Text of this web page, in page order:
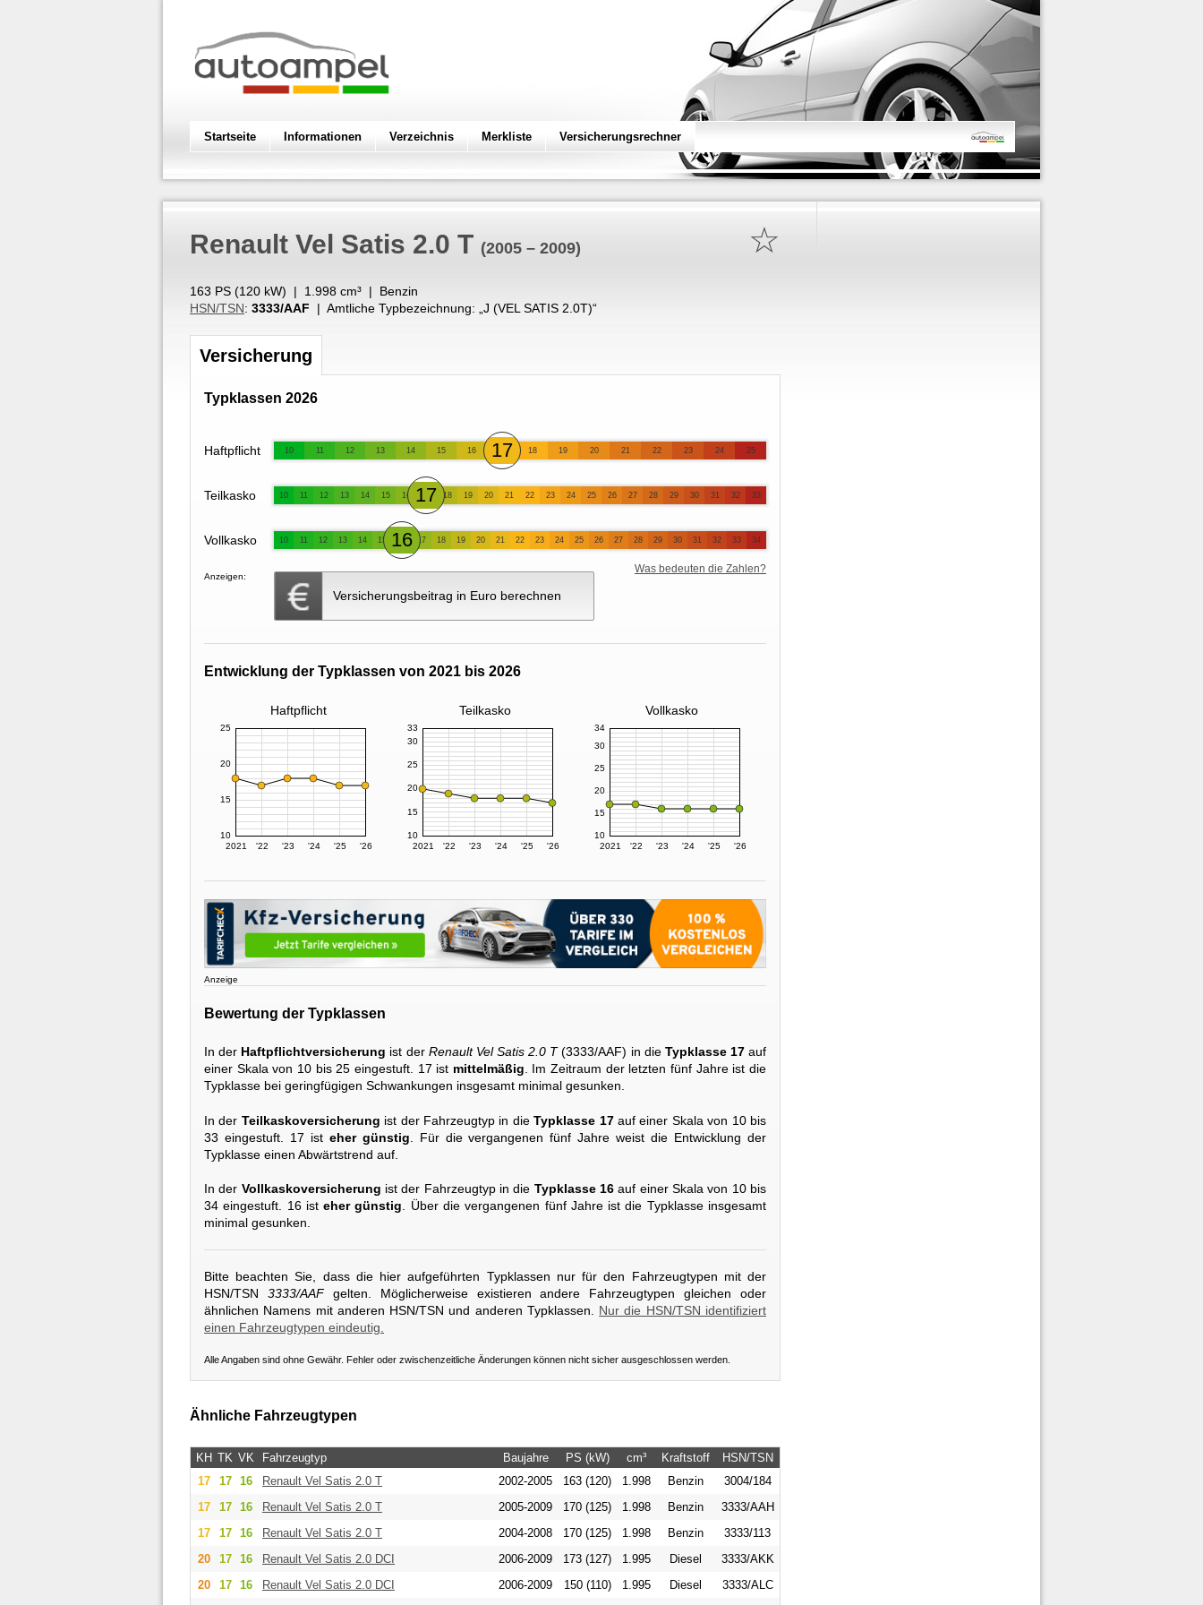
Startseite Informationen Verzeichnis Merkliste Versicherungsrechner
☆
Renault Vel Satis 2.0 T (2005 – 2009)
163 PS (120 kW) | 1.998 cm³ | Benzin
HSN/TSN: 3333/AAF | Amtliche Typbezeichnung: „ J (VEL SATIS 2.0T)“
Versicherung
Typklassen 2026
Haftpflicht 10 11 12 13 14 15 16 17 18 19 20 21 22 23 24 25
Teilkasko 10 11 12 13 14 15 16 17 18 19 20 21 22 23 24 25 26 27 28 29 30 31 32 33
Vollkasko 10 11 12 13 14 15 16 17 18 19 20 21 22 23 24 25 26 27 28 29 30 31 32 33 34
Anzeigen:
Versicherungsbeitrag in Euro berechnen
Was bedeuten die Zahlen?
Entwicklung der Typklassen von 2021 bis 2026
Haftpflicht Teilkasko Vollkasko
2021 '22 '23 '24 '25 '26
10
15
20
25
2021 '22 '23 '24 '25 '26
10
15
20
25
30
33
2021 '22 '23 '24 '25 '26
10
15
20
25
30
34
Anzeige
Bewertung der Typklassen
In der Haftpflichtversicherung ist der Renault Vel Satis 2.0 T(3333/AAF) in die Typklasse 17auf
einer Skala von 10 bis 25 eingestuft. 17 ist mittelmäßig . Im Zeitraum der letzten fünf Jahre ist die
Typklasse bei geringfügigen Schwankungen insgesamt minimal gesunken.
In der Teilkaskoversicherung ist der Fahrzeugtyp in dieTypklasse 17auf einer Skala von 10 bis
33 eingestuft. 17 ist eher günstig . Für die vergangenen fünf Jahre weist die Entwicklung der
Typklasse einen Abwärtstrend auf.
In der Vollkaskoversicherung ist der Fahrzeugtyp in die Typklasse 16 auf einer Skala von 10 bis
34 eingestuft. 16 isteher günstig. Über die vergangenen fünf Jahre ist die Typklasse insgesamt
minimal gesunken.
Bitte beachten Sie, dass die hier aufgeführten Typklassen nur für den Fahrzeugtypen mit der
HSN/TSN 3333/AAFgelten. Möglicherweise existieren andere Fahrzeugtypen gleichen oder
ähnlichen Namens mit anderen HSN/TSN und anderen Typklassen. Nur die HSN/TSN identifiziert
einen Fahrzeugtypen eindeutig.
Alle Angaben sind ohne Gewähr. Fehler oder zwischenzeitliche Änderungen können nicht sicher ausgeschlossen werden.
Ähnliche Fahrzeugtypen
KH TK VK Fahrzeugtyp Baujahre PS (kW) cm³ Kraftstoff
HSN/TSN
17
17 16 Renault Vel Satis 2.0 T 2002-2005 163 (120) 1.998 Benzin
3004/184
17
17 16 Renault Vel Satis 2.0 T 2005-2009 170 (125) 1.998 Benzin
3333/AAH
17
17 16 Renault Vel Satis 2.0 T 2004-2008 170 (125) 1.998 Benzin
3333/113
20
17 16 Renault Vel Satis 2.0 DCI 2006-2009 173 (127) 1.995 Diesel
3333/AKK
20
17 16 Renault Vel Satis 2.0 DCI 2006-2009 150 (110) 1.995 Diesel
3333/ALC